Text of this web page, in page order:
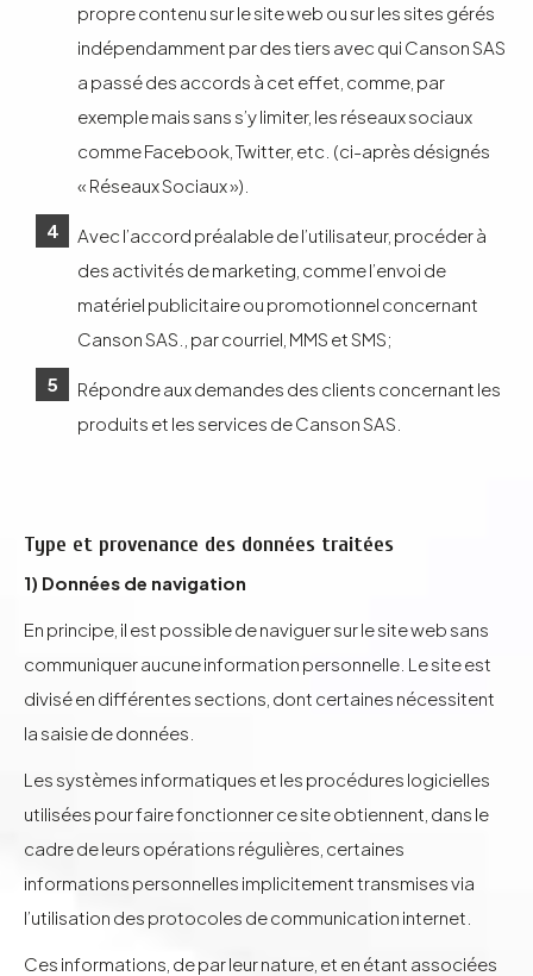
propre contenu sur le site web ou sur les sites gérés
indépendamment par des tiers avec qui Canson SAS
a passé des accords à cet effet, comme, par
exemple mais sans s’y limiter, les réseaux sociaux
comme Facebook, Twitter, etc. (ci-après désignés
« Réseaux Sociaux »).
Avec l’accord préalable de l’utilisateur, procéder à
des activités de marketing, comme l’envoi de
matériel publicitaire ou promotionnel concernant
Canson SAS., par courriel, MMS et SMS;
Répondre aux demandes des clients concernant les
produits et les services de Canson SAS.
Type et provenance des données traitées
1) Données de navigation
En principe, il est possible de naviguer sur le site web sans
communiquer aucune information personnelle. Le site est
divisé en différentes sections, dont certaines nécessitent
la saisie de données.
Les systèmes informatiques et les procédures logicielles
utilisées pour faire fonctionner ce site obtiennent, dans le
cadre de leurs opérations régulières, certaines
informations personnelles implicitement transmises via
l’utilisation des protocoles de communication internet.
Ces informations, de par leur nature, et en étant associées